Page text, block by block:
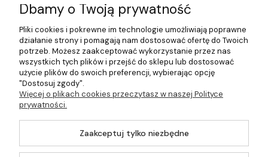
prywatności
Lista
dostawców
usług
Formularze
Faktury i
paragony
Czas
dostawy
Przechowalnia
Dbamy o Twoją prywatność
Pliki cookies i pokrewne im technologie umożliwiają poprawne
działanie strony i pomagają nam dostosować ofertę do Twoich
potrzeb. Możesz zaakceptować wykorzystanie przez nas
wszystkich tych plików i przejść do sklepu lub dostosować
użycie plików do swoich preferencji, wybierając opcję
"Dostosuj zgody".
Więcej o plikach cookies przeczytasz w naszej Polityce
prywatności.
Zaakceptuj tylko niezbędne